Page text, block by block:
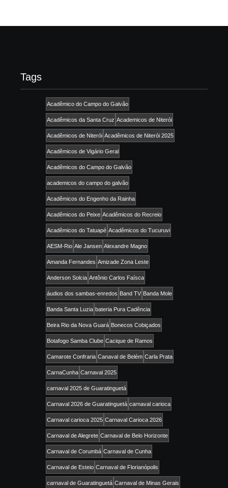
Tags
Acadêmico do Campo do Galvão
Acadêmicos da Santa Cruz Academicos de Niterói
Acadêmicos de Niterói Acadêmicos de Niterói 2025
Acadêmicos de Vigário Geral
Acadêmicos do Campo do Galvão
academicos do campo do galvão
Acadêmicos do Engenho da Rainha
Acadêmicos do Peixe Acadêmicos do Recreio
Acadêmicos do Tatuapé Acadêmicos do Tucuruvi
AESM-Rio Ale Jansen Alexandre Magno
Amanda Fernandes Amizade Zona Leste
Anderson Solcia Antônio Carlos Faísca
áudios dos sambas-enredos Band TV Banda Mole
Banda Santa Luzia bateria Pura Cadência
Beira Rio da Nova Guará Bonecos Cobiçados
Botafogo Samba Clube Cacique de Ramos
Camarote Confraria Canaval de Belém Carla Prata
CarnaCunha Carnaval 2025
carnaval 2025 de Guaratinguetá
Carnaval 2026 de Guaratinguetá carnaval carioca
Carnaval carioca 2025 Carnaval Carioca 2026
Carnaval de Alegrete Carnaval de Belo Horizonte
Carnaval de Corumbá Carnaval de Cunha
Carnaval de Esteio Carnaval de Florianópolis
carnaval de Guaratinguetá Carnaval de Minas Gerais